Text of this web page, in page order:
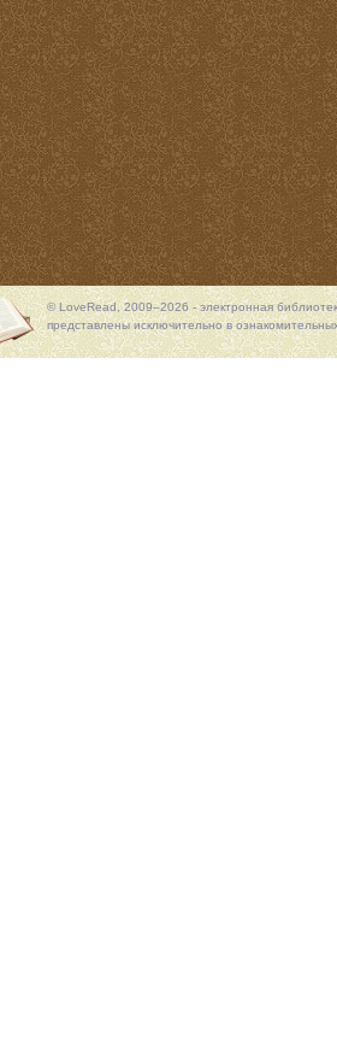
© LoveRead, 2009–2026 - электронная
представлены исключительно в